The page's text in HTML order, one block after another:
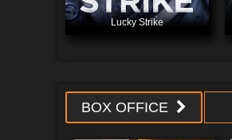
Lucky Strike
BOX OFFICE